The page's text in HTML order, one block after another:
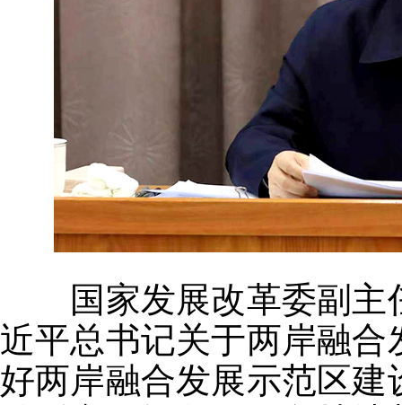
国家发展改革委副主
近平总书记关于两岸融
好两岸融合发展示范区